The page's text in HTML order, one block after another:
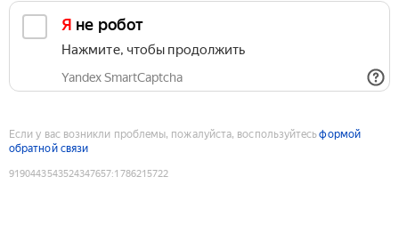
Я не робот
Нажмите, чтобы продолжить
Yandex SmartCaptcha
Если у вас возникли проблемы, пожалуйста, воспользуйтесьформой
обратной связи
9190443543524347657:1786215722